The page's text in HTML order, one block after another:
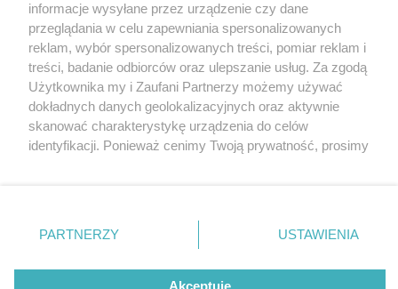
1 / 0
Nie zapomnij
zapoznać się z:
polityką prywatności regulamin korzystania z portali
Twojemiasto
Piekary Śląskie
Chorzów
Tarnowskie Góry
Gliwice
Skontakuj sięz nami
Kontakt
Wydawca
Redakcja
informacje wysyłane przez urządzenie czy dane
przeglądania w celu zapewniania spersonalizowanych
reklam, wybór spersonalizowanych treści, pomiar reklam i
treści, badanie odbiorców oraz ulepszanie usług. Za zgodą
Użytkownika my i Zaufani Partnerzy możemy używać
dokładnych danych geolokalizacyjnych oraz aktywnie
skanować charakterystykę urządzenia do celów
identyfikacji. Ponieważ cenimy Twoją prywatność, prosimy
prywatności znajdujący się w lewym dolnym rogu strony
. Niektóre rodzaje przetwarzania danych nie wymagają
zgody użytkownika, ale masz prawo sprzeciwić się
takiemu przetwarzaniu. Preferencje będą miały
PARTNERZY USTAWIENIA
Akceptuję